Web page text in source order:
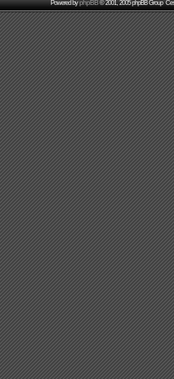
Powered byphpBB© 2001, 2005 phpBB Group